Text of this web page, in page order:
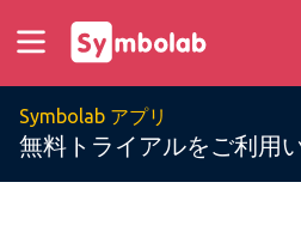
Symbolab アプリ
無料トライアルをご利用